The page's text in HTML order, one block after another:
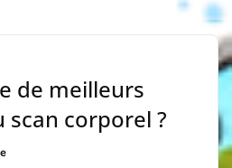
de meilleurs
scan corporel ?